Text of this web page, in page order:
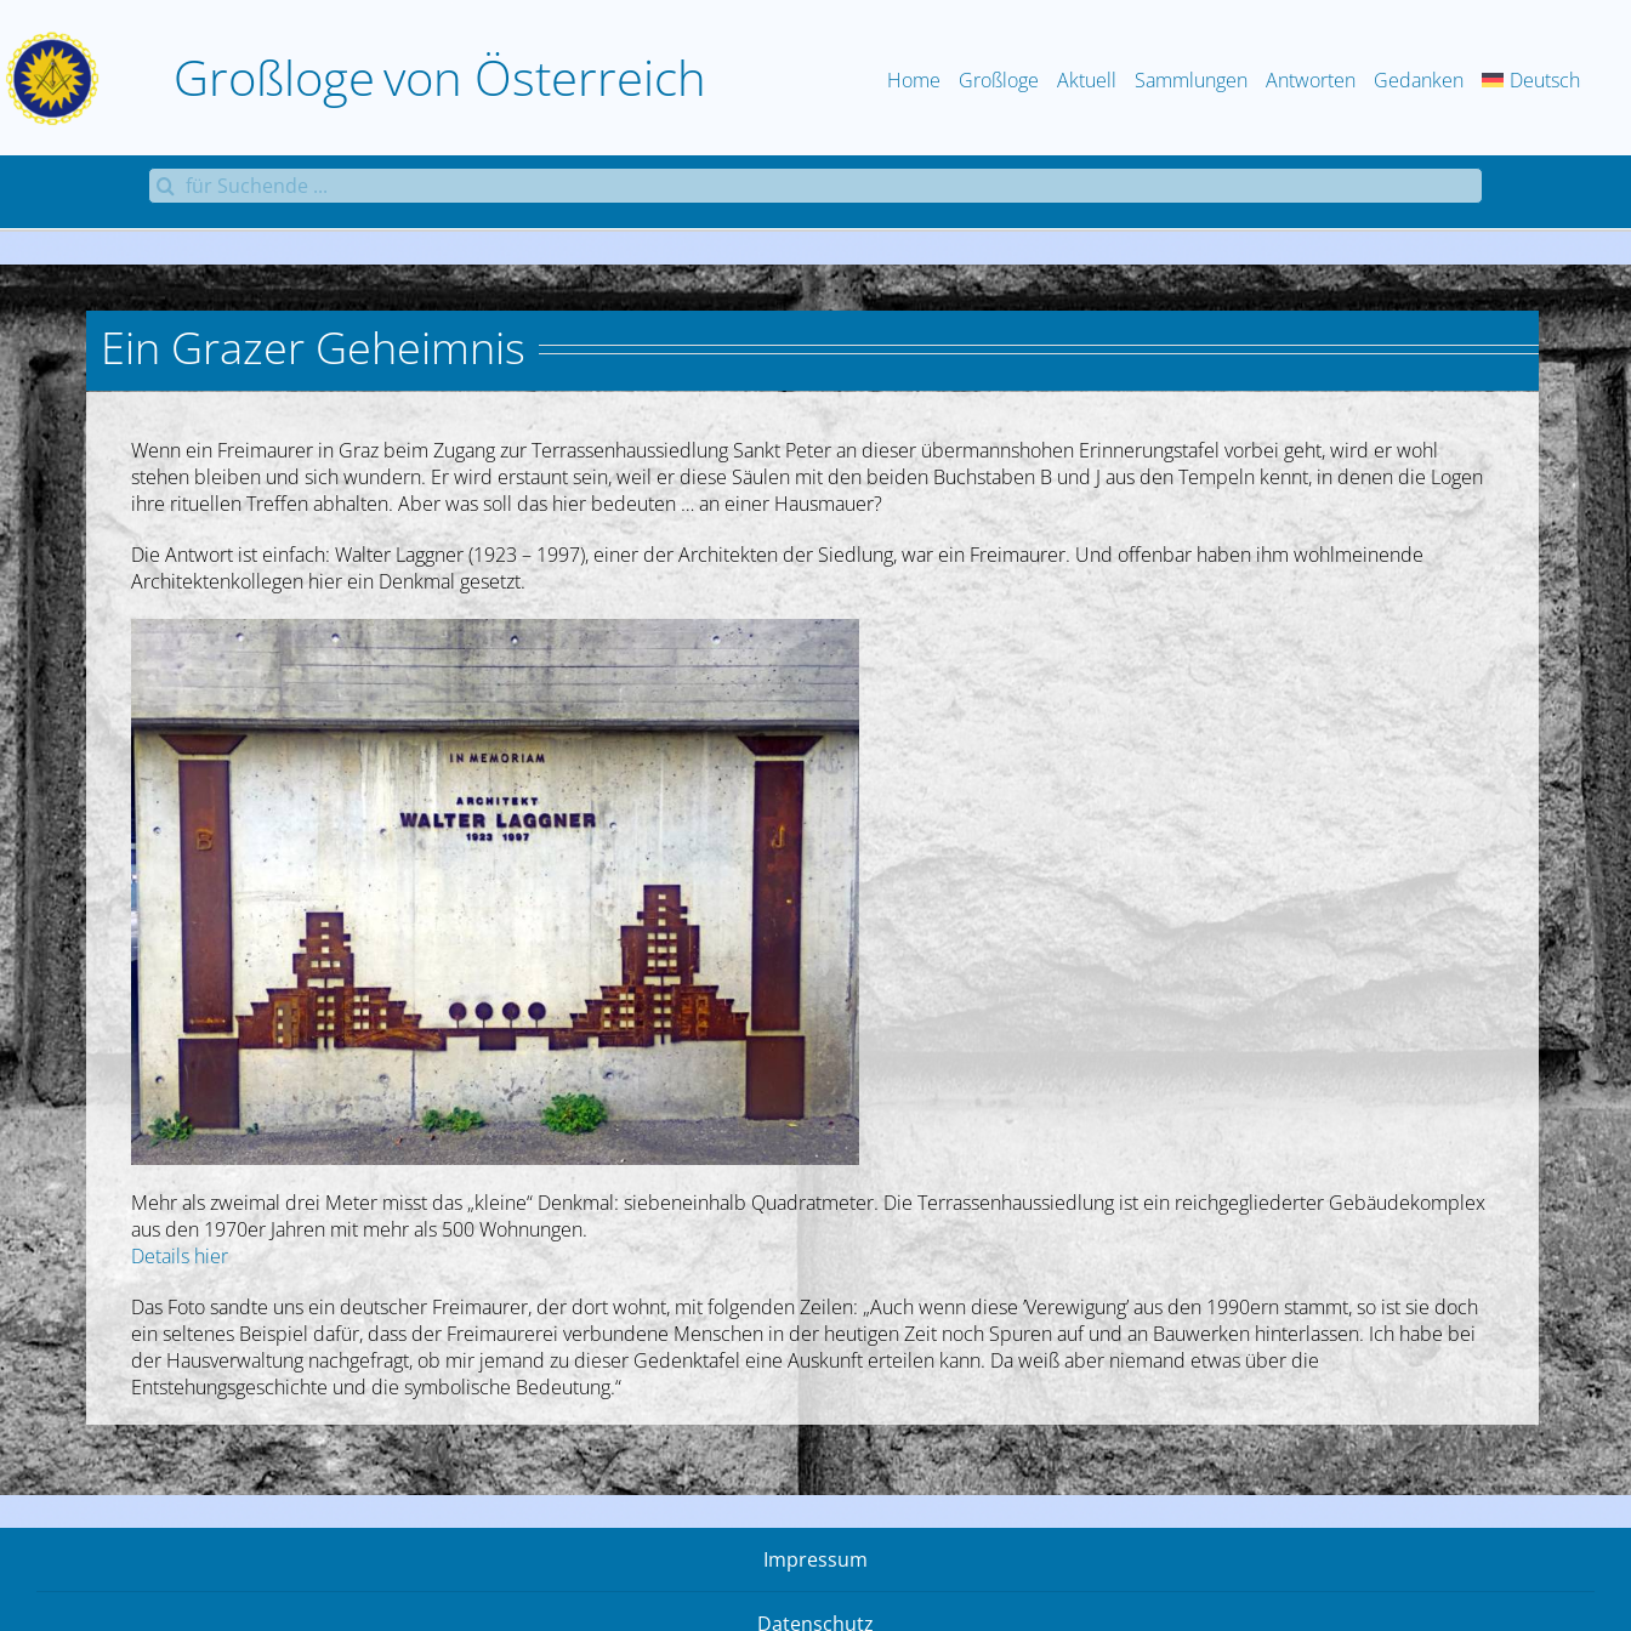
Inhalt
springen
Großlogevon Österreich Home Großloge Aktuell Sammlungen Antworten Gedanken Deutsch
Suche
nach:
Ein Grazer Geheimnis
Wenn ein Freimaurer in Graz beim Zugang zur Terrassenhaussiedlung Sankt Peter an dieser übermannshohen Erinnerungstafel vorbei geht, wird er wohl
stehen bleiben und sich wundern. Er wird erstaunt sein, weil er diese Säulen mit den beiden Buchstaben B und J aus den Tempeln kennt, in denen die Logen
ihre rituellen Treffen abhalten. Aber was soll das hier bedeuten … an einer Hausmauer?
Die Antwort ist einfach: Walter Laggner (1923 – 1997), einer der Architekten der Siedlung, war ein Freimaurer. Und offenbar haben ihm wohlmeinende
Architektenkollegen hier ein Denkmal gesetzt.
Mehr als zweimal drei Meter misst das „kleine“ Denkmal: siebeneinhalb Quadratmeter. Die Terrassenhaussiedlung ist ein reichgegliederter Gebäudekomplex
aus den 1970er Jahren mit mehr als 500 Wohnungen.
Details hier
Das Foto sandte uns ein deutscher Freimaurer, der dort wohnt, mit folgenden Zeilen: „Auch wenn diese ’Verewigung’ aus den 1990ern stammt, so ist sie doch
ein seltenes Beispiel dafür, dass der Freimaurerei verbundene Menschen in der heutigen Zeit noch Spuren auf und an Bauwerken hinterlassen. Ich habe bei
der Hausverwaltung nachgefragt, ob mir jemand zu dieser Gedenktafel eine Auskunft erteilen kann. Da weiß aber niemand etwas über die
Entstehungsgeschichte und die symbolische Bedeutung.“
Impressum
Datenschutz